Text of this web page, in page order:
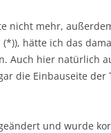
nicht mehr,
(*)), hätte ich das
Auch hier natürlich
die Einbauseite der
und wurde